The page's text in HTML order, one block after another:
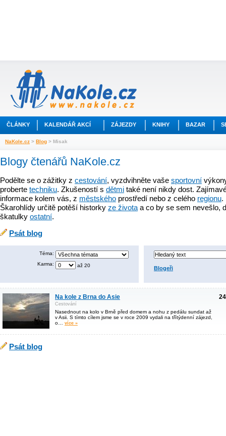
ČLÁNKY KALENDÁŘ AKCÍ ZÁJEZDY KNIHY BAZAR
NaKole.cz > Blog > Misak
Blogy čtenářů NaKole.cz
Podělte se o zážitky z cestování, vyzdvihněte vaše sportovní
proberte techniku. Zkušeností s dětmi také není nikdy dost.
informace kolem vás, z městského prostředí nebo z celého regionu.
Škarohlídy určitě potěší historky ze života a co by se sem nevešlo,
škatulky ostatní.
Psát blog
Téma:
Karma:
až 20 Blogeři
Na kole z Brna do Asie
Cestování
Nasednout na kolo v Brně před domem a nohu z pedálu sundat až
v Asii. S tímto cílem jsme se v roce 2009 vydali na třítýdenní zájezd,
o… více »
Psát blog